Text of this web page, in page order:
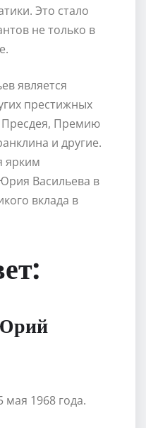
Это стало
не только в
является
престижных
Премию
и другие.
ярким
Васильева в
вклада в
1968 года.